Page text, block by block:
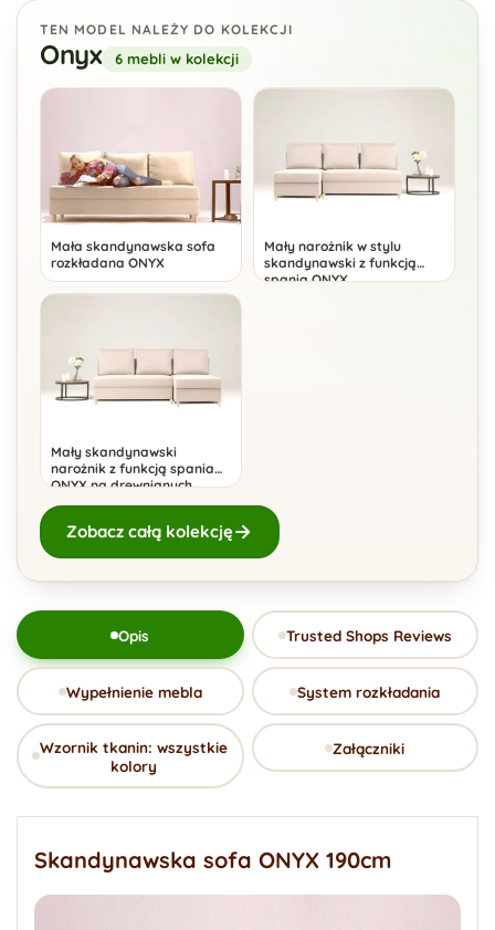
TEN MODEL NALEŻY DO KOLEKCJI
Onyx 6 mebli w kolekcji
Mała skandynawska sofa
rozkładana ONYX
Mały narożnik w stylu
skandynawski z funkcją
spania ONYX
Mały skandynawski
narożnik z funkcją spania
ONYX na drewnianych
nogach
Zobacz całą kolekcję
Opis Trusted Shops Reviews
Wypełnienie mebla System rozkładania
Wzornik tkanin: wszystkie
kolory
Załączniki
Skandynawska sofa ONYX 190cm